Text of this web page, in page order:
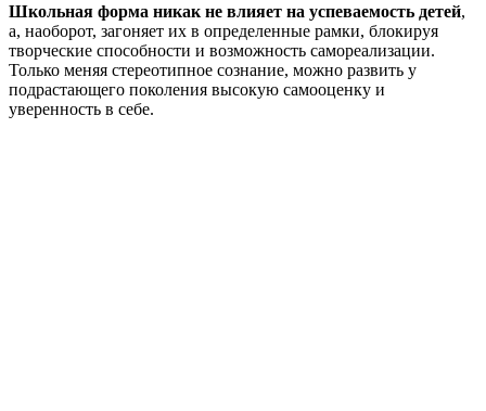
Школьная форма никак не влияет на успеваемость детей,
а, наоборот, загоняет их в определенные рамки, блокируя
творческие способности и возможность самореализации.
Только меняя стереотипное сознание, можно развить у
подрастающего поколения высокую самооценку и
уверенность в себе.